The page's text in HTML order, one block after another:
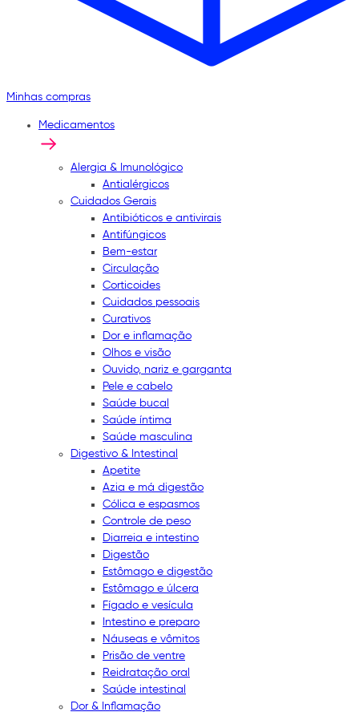
Minhas compras
Medicamentos
Alergia & Imunológico
Antialérgicos
Cuidados Gerais
Antibióticos e antivirais
Antifúngicos
Bem-estar
Circulação
Corticoides
Cuidados pessoais
Curativos
Dor e inflamação
Olhos e visão
Ouvido, nariz e garganta
Pele e cabelo
Saúde bucal
Saúde íntima
Saúde masculina
Digestivo & Intestinal
Apetite
Azia e má digestão
Cólica e espasmos
Controle de peso
Diarreia e intestino
Digestão
Estômago e digestão
Estômago e úlcera
Fígado e vesícula
Intestino e preparo
Náuseas e vômitos
Prisão de ventre
Reidratação oral
Saúde intestinal
Dor & Inflamação